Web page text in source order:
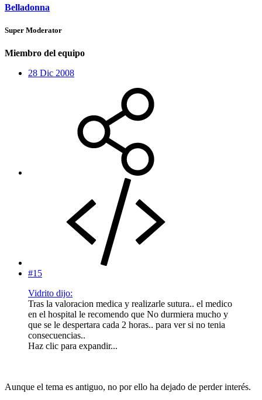
Belladonna
Super Moderator
Miembro del equipo
28 Dic 2008
#15
Vidrito dijo:
Tras la valoracion medica y realizarle sutura.. el medico
en el hospital le recomendo que No durmiera mucho y
que se le despertara cada 2 horas.. para ver si no tenia
consecuencias..
Haz clic para expandir...
Aunque el tema es antiguo, no por ello ha dejado de perder interés.